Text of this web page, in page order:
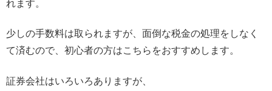
れます。
少しの手数料は取られますが、面倒な税金の処理をしなく
て済むので、初心者の方はこちらをおすすめします。
証券会社はいろいろありますが、